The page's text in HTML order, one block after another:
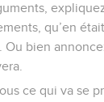
qu’en
Ou bien
ce qui va se